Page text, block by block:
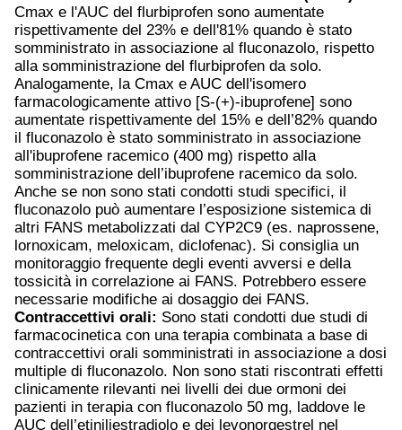
Cmax e l'AUC del flurbiprofen sono aumentate
rispettivamente del 23% e dell'81% quando è stato
somministrato in associazione al fluconazolo, rispetto
alla somministrazione del flurbiprofen da solo.
Analogamente, la Cmax e AUC dell'isomero
farmacologicamente attivo [S-(+)-ibuprofene] sono
aumentate rispettivamente del 15% e dell’82% quando
il fluconazolo è stato somministrato in associazione
all'ibuprofene racemico (400 mg) rispetto alla
somministrazione dell’ibuprofene racemico da solo.
Anche se non sono stati condotti studi specifici, il
fluconazolo può aumentare l’esposizione sistemica di
altri FANS metabolizzati dal CYP2C9 (es. naprossene,
lornoxicam, meloxicam, diclofenac). Si consiglia un
monitoraggio frequente degli eventi avversi e della
tossicità in correlazione ai FANS. Potrebbero essere
necessarie modifiche ai dosaggio dei FANS.
Contraccettivi orali: Sono stati condotti due studi di
farmacocinetica con una terapia combinata a base di
contraccettivi orali somministrati in associazione a dosi
multiple di fluconazolo. Non sono stati riscontrati effetti
clinicamente rilevanti nei livelli dei due ormoni dei
pazienti in terapia con fluconazolo 50 mg, laddove le
AUC dell’etiniliestradiolo e dei levonorgestrel nel